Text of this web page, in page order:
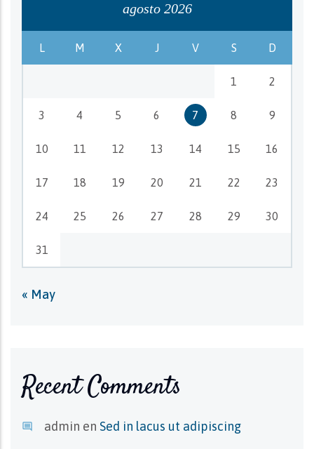
agosto 2026
L M X J V S D
1 2
3 4 5 6 7 8 9
10 11 12 13 14 15 16
17 18 19 20 21 22 23
24 25 26 27 28 29 30
31
« May
Recent Comments
admin en Sed in lacus ut adipiscing